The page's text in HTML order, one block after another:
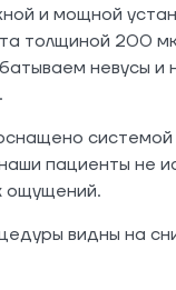
и мощной
толщиной 200
невусы и
пациенты не
ощущений.
видны на